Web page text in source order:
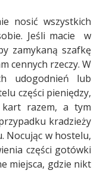
nosić wszystkich
Jeśli macie
w
zamykaną szafkę
cennych rzeczy. W
udogodnień lub
części pieniędzy,
razem, a tym
kradzieży
Nocując w hostelu,
części gotówki
miejsca, gdzie nikt